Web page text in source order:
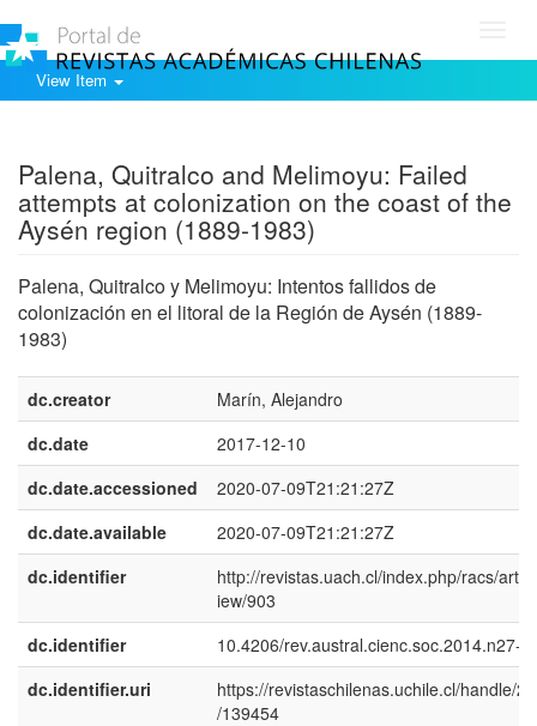
View Item
Palena, Quitralco and Melimoyu: Failed
attempts at colonization on the coast of the
Aysén region (1889-1983)
Palena, Quitralco y Melimoyu: Intentos fallidos de
colonización en el litoral de la Región de Aysén (1889-
1983)
dc.creator
Marín, Alejandro
dc.date
2017-12-10
dc.date.accessioned
2020-07-09T21:21:27Z
dc.date.available
2020-07-09T21:21:27Z
dc.identifier
http://revistas.uach.cl/index.php/racs/
iew/903
dc.identifier
10.4206/rev.austral.cienc.soc.2014.n27-
dc.identifier.uri
https://revistaschilenas.uchile.cl/handle/
/139454